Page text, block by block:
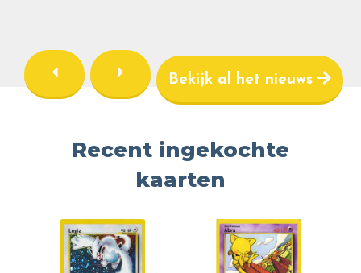
Bekijk al het nieuws
Recent ingekochte
kaarten